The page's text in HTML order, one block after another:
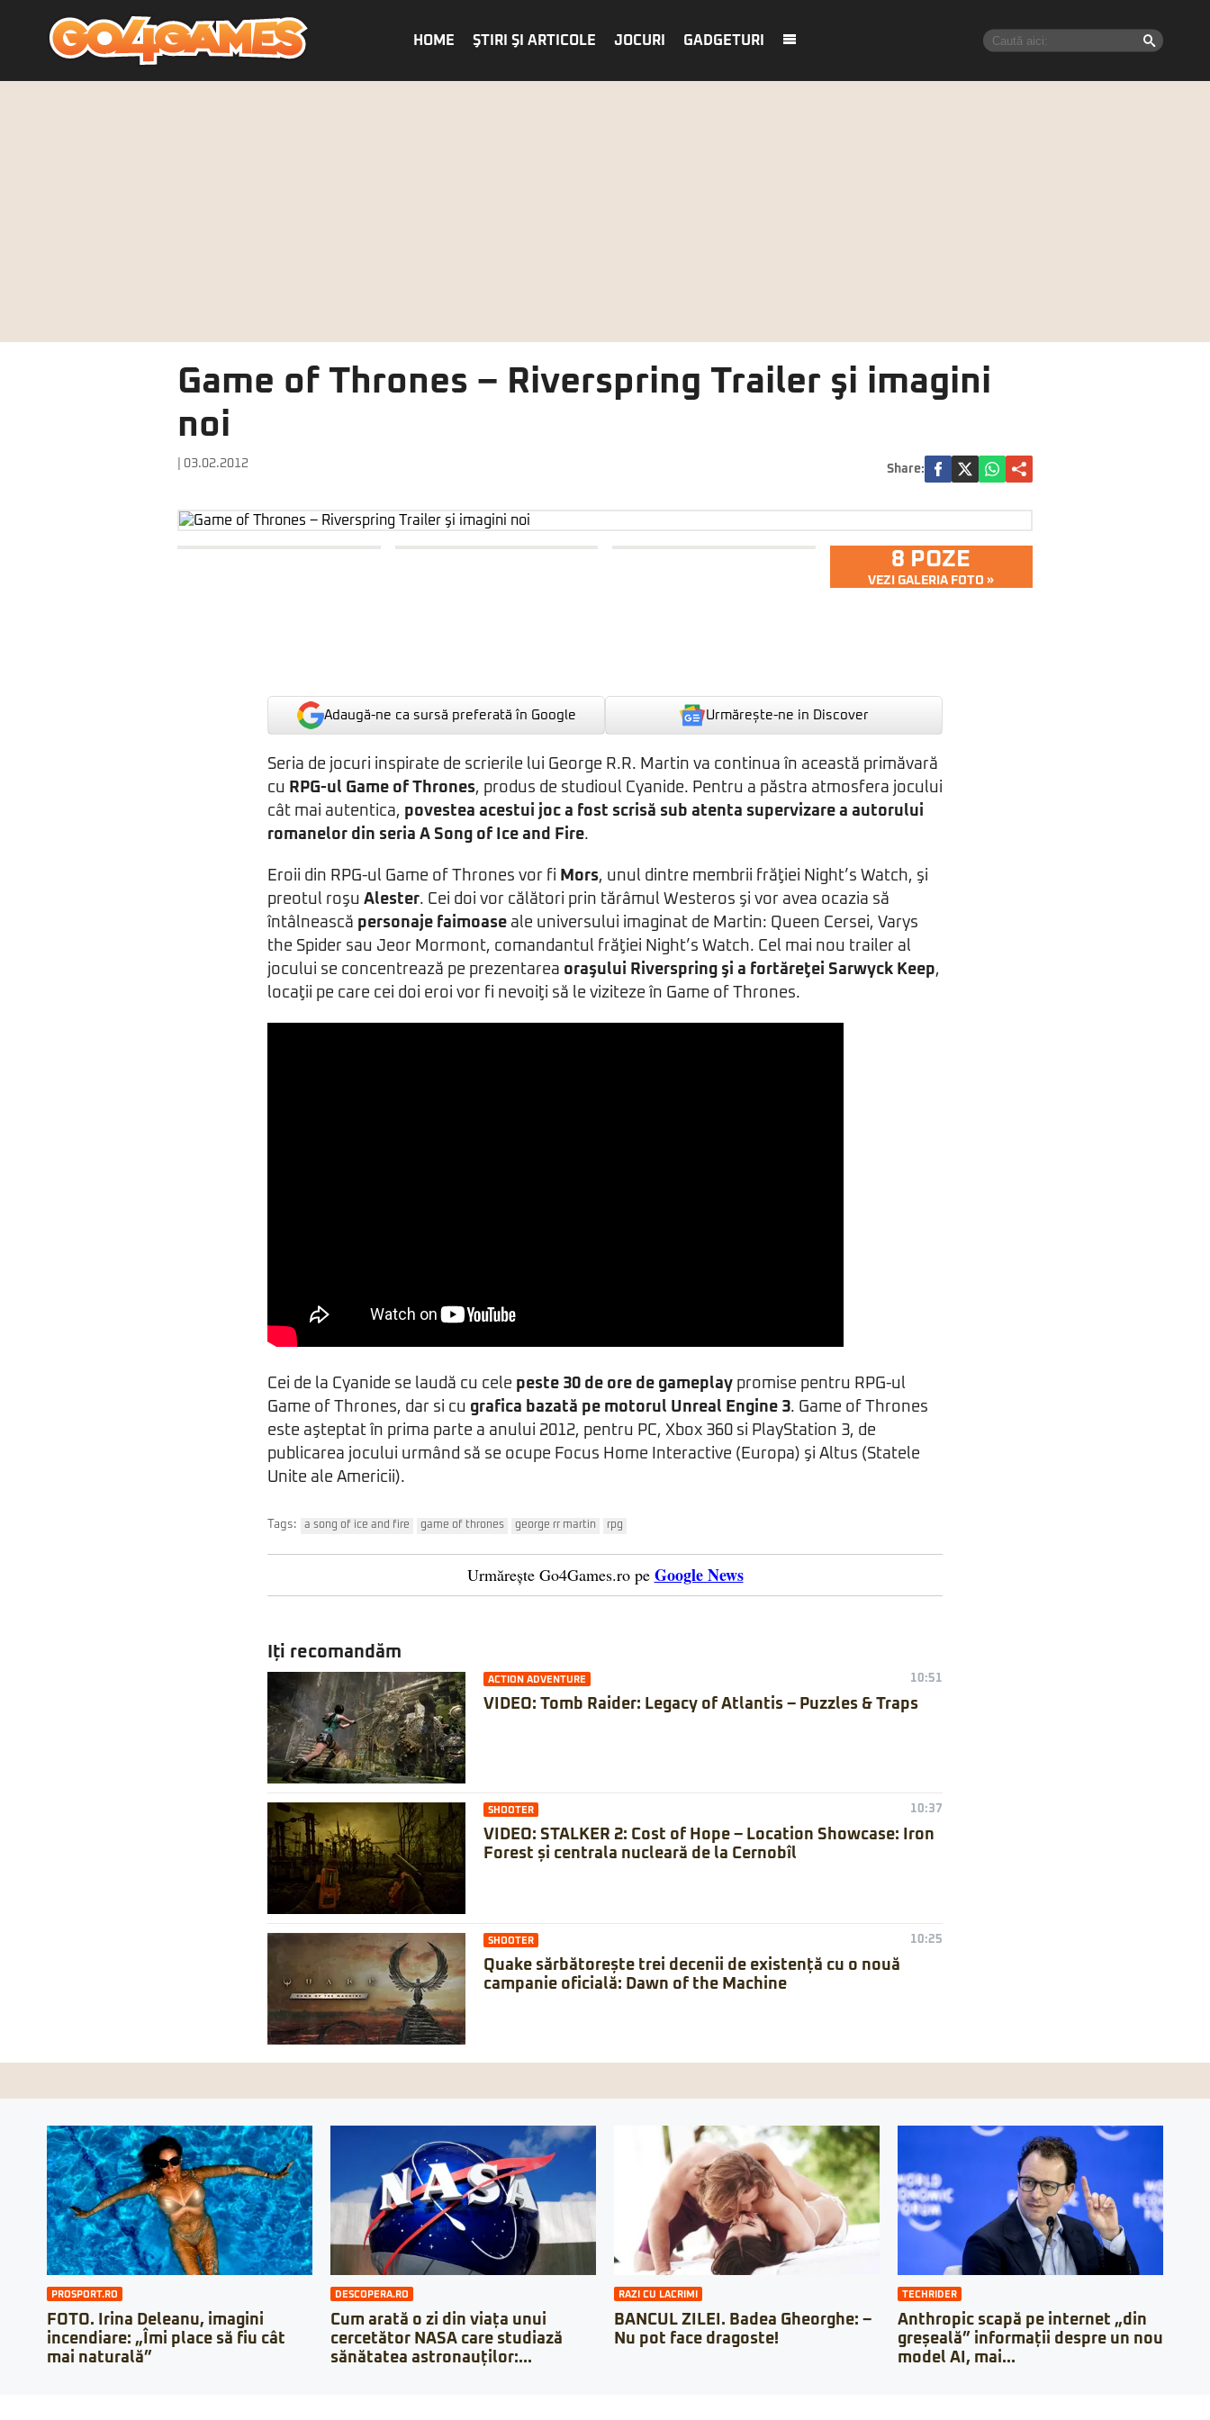
HOME ŞTIRI ŞI ARTICOLE JOCURI GADGETURI
Game of Thrones – Riverspring Trailer şi imagini
noi
| 03.02.2012 Share:
8 POZE
VEZI GALERIA FOTO »
Adaugă-ne ca sursă preferată în Google Urmărește-ne in Discover
Seria de jocuri inspirate de scrierile lui George R.R. Martin va continua în această primăvară
cu RPG-ul Game of Thrones, produs de studioul Cyanide. Pentru a păstra atmosfera jocului
cât mai autentica, povestea acestui joc a fost scrisă sub atenta supervizare a autorului
romanelor din seria A Song of Ice and Fire.
Eroii din RPG-ul Game of Thrones vor fi Mors, unul dintre membrii frăţiei Night’s Watch, şi
preotul roşu Alester. Cei doi vor călători prin tărâmul Westeros şi vor avea ocazia să
întâlnească personaje faimoase ale universului imaginat de Martin: Queen Cersei, Varys
the Spider sau Jeor Mormont, comandantul frăţiei Night’s Watch. Cel mai nou trailer al
jocului se concentrează pe prezentarea oraşului Riverspring şi a fortăreţei Sarwyck Keep,
locaţii pe care cei doi eroi vor fi nevoiţi să le viziteze în Game of Thrones.
Cei de la Cyanide se laudă cu cele peste 30 de ore de gameplay promise pentru RPG-ul
Game of Thrones, dar si cu grafica bazată pe motorul Unreal Engine 3. Game of Thrones
este aşteptat în prima parte a anului 2012, pentru PC, Xbox 360 si PlayStation 3, de
publicarea jocului urmând să se ocupe Focus Home Interactive (Europa) şi Altus (Statele
Unite ale Americii).
Tags: a song of ice and fire game of thrones george rr martin rpg
Urmărește Go4Games.ro pe Google News
Iți recomandăm
ACTION ADVENTURE 10:51
VIDEO: Tomb Raider: Legacy of Atlantis – Puzzles & Traps
SHOOTER 10:37
VIDEO: STALKER 2: Cost of Hope – Location Showcase: Iron
Forest și centrala nucleară de la Cernobîl
SHOOTER 10:25
Quake sărbătorește trei decenii de existență cu o nouă
campanie oficială: Dawn of the Machine
PROSPORT.RO
FOTO. Irina Deleanu, imagini
incendiare: „Îmi place să fiu cât
mai naturală”
DESCOPERA.RO
Cum arată o zi din viața unui
cercetător NASA care studiază
sănătatea astronauților:...
RAZI CU LACRIMI
BANCUL ZILEI. Badea Gheorghe: –
Nu pot face dragoste!
TECHRIDER
Anthropic scapă pe internet „din
greșeală” informații despre un nou
model AI, mai...